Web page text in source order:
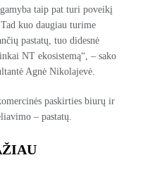
taip pat turi poveikį
kuo daugiau turime
pastatų, tuo didesnė
NT ekosistemą“, – sako
Agnė Nikolajevė.
paskirties biurų ir
– pastatų.